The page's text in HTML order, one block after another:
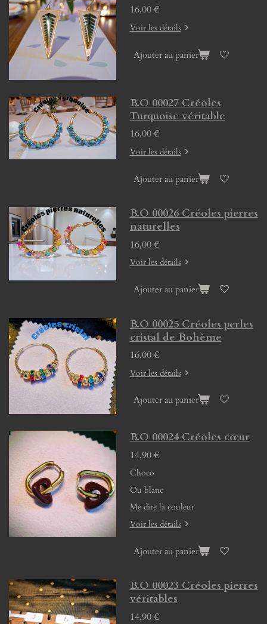
16,00 €
Voir les détails
Ajouter au panier
B.O 00027 Créoles
Turquoise véritable
16,00 €
Voir les détails
Ajouter au panier
B.O 00026 Créoles pierres
naturelles
16,00 €
Voir les détails
Ajouter au panier
B.O 00025 Créoles perles
cristal de Bohème
16,00 €
Voir les détails
Ajouter au panier
B.O 00024 Créoles cœur
14,90 €
Choco
Ou blanc
Me dire là couleur
Voir les détails
Ajouter au panier
B.O 00023 Créoles pierres
véritables
14,90 €